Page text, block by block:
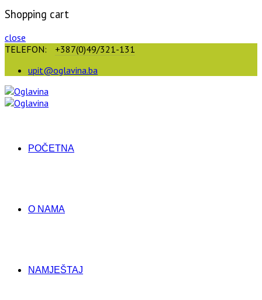
Shopping cart
close
TELEFON:
+387(0)49/321-131
upit@oglavina.ba
POČETNA
O NAMA
NAMJEŠTAJ